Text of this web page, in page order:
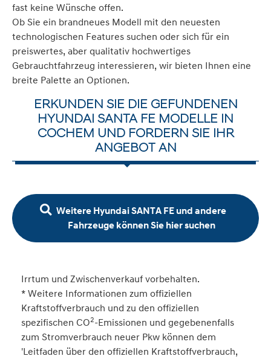
fast keine Wünsche offen.
Ob Sie ein brandneues Modell mit den neuesten
technologischen Features suchen oder sich für ein
preiswertes, aber qualitativ hochwertiges
Gebrauchtfahrzeug interessieren, wir bieten Ihnen eine
breite Palette an Optionen.
ERKUNDEN SIE DIE GEFUNDENEN
HYUNDAI SANTA FE MODELLE IN
COCHEM UND FORDERN SIE IHR
ANGEBOT AN
Weitere Hyundai SANTA FE und andere
Fahrzeuge können Sie hier suchen
Irrtum und Zwischenverkauf vorbehalten.
* Weitere Informationen zum offiziellen
Kraftstoffverbrauch und zu den offiziellen
spezifischen CO2-Emissionen und gegebenenfalls
zum Stromverbrauch neuer Pkw können dem
'Leitfaden über den offiziellen Kraftstoffverbrauch,